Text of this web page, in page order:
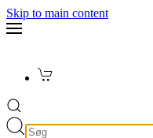
Skip to main content